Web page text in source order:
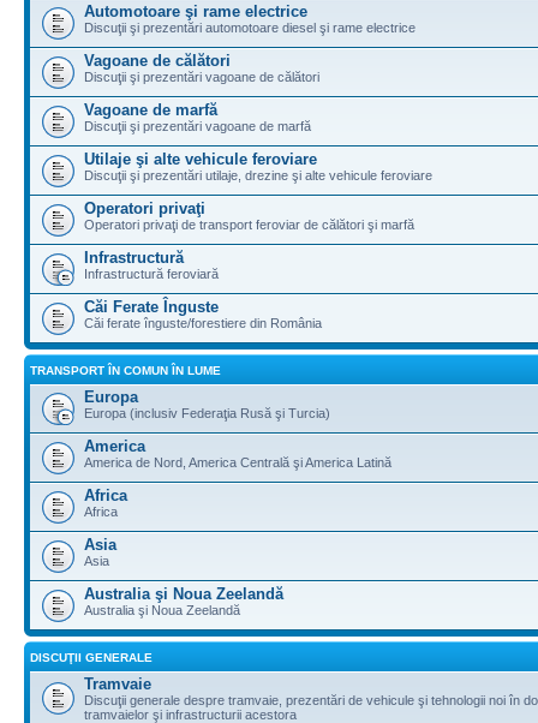
Automotoare şi rame electrice
Discuţii şi prezentări automotoare diesel şi rame electrice
Vagoane de călători
Discuţii şi prezentări vagoane de călători
Vagoane de marfă
Discuţii şi prezentări vagoane de marfă
Utilaje şi alte vehicule feroviare
Discuţii şi prezentări utilaje, drezine şi alte vehicule feroviare
Operatori privaţi
Operatori privaţi de transport feroviar de călători şi marfă
Infrastructură
Infrastructură feroviară
Căi Ferate Înguste
Căi ferate înguste/forestiere din România
TRANSPORT ÎN COMUN ÎN LUME
Europa
Europa (inclusiv Federaţia Rusă şi Turcia)
America
America de Nord, America Centrală şi America Latină
Africa
Africa
Asia
Asia
Australia şi Noua Zeelandă
Australia şi Noua Zeelandă
DISCUŢII GENERALE
Tramvaie
Discuţii generale despre tramvaie, prezentări de vehicule şi tehnologii noi în
tramvaielor şi infrastructurii acestora